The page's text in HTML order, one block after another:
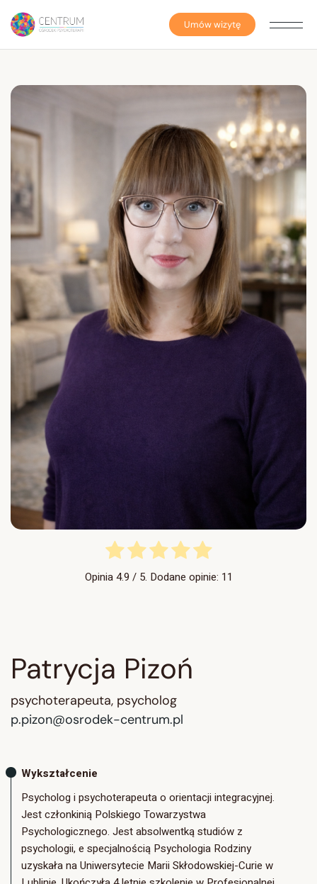
Umów wizytę
Opinia4.9 / 5. Dodane opinie: 11
Patrycja Pizoń
psychoterapeuta, psycholog
p.pizon@osrodek-centrum.pl
Wykształcenie
Psycholog i psychoterapeuta o orientacji integracyjnej.
Jest członkinią Polskiego Towarzystwa
Psychologicznego. Jest absolwentką studiów z
psychologii, e specjalnością Psychologia Rodziny
uzyskała na Uniwersytecie Marii Skłodowskiej-Curie w